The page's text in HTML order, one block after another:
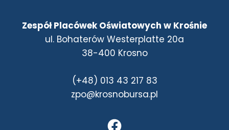
Zespół Placówek Oświatowych w Krośnie
ul. Bohaterów Westerplatte 20a
38-400 Krosno
(+48) 013 43 217 83
zpo@krosnobursa.pl